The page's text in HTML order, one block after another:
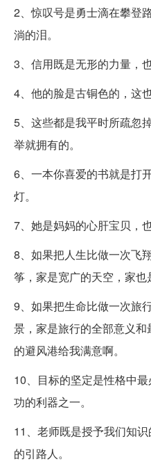
2、惊叹号是勇士滴在攀登
淌的泪。
3、信用既是无形的力量，
4、他的脸是古铜色的，这
5、这些都是我平时所疏忽
举就拥有的。
6、一本你喜爱的书就是打
灯。
7、她是妈妈的心肝宝贝，
8、如果把人生比做一次飞
筝，家是宽广的天空，家也
9、如果把生命比做一次旅
景，家是旅行的全部意义
的避风港给我满意啊。
10、目标的坚定是性格中
功的利器之一。
11、老师既是授予我们知
的引路人。